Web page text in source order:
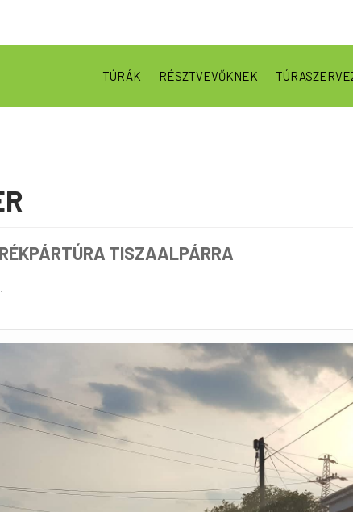
TÚRÁK RÉSZTVEVŐKNEK
TISZAALPÁRRA